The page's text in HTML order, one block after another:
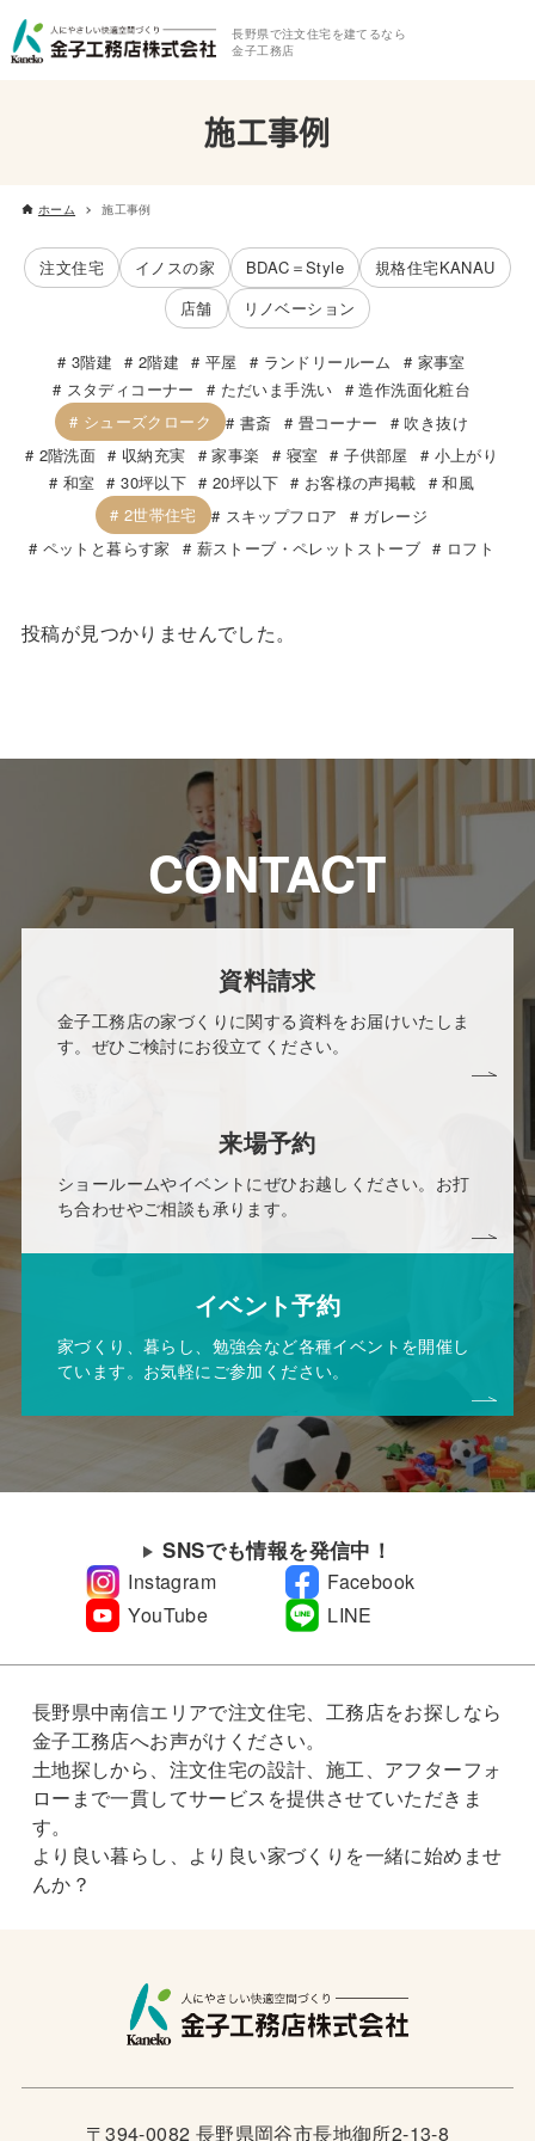
長野県で注文住宅を建てるなら
金子工務店
施工事例
ホーム 施工事例
注文住宅 イノスの家 BDAC＝Style
規格住宅KANAU
店舗
リノベーション
3階建 2階建 平屋 ランドリールーム
家事室
スタディコーナー
ただいま手洗い
造作洗面化粧台
シューズクローク
書斎 畳コーナー
吹き抜け
2階洗面
収納充実 家事楽 寝室 子供部屋
小上がり
和室
30坪以下 20坪以下 お客様の声掲載
和風
2世帯住宅
スキップフロア
ガレージ
ペットと暮らす家
薪ストーブ・ペレットストーブ ロフト
投稿が見つかりませんでした。
CONTACT
資料請求
金子工務店の家づくりに関する資料をお届けいたしま
す。ぜひご検討にお役立てください。
来場予約
ショールームやイベントにぜひお越しください。お打
ち合わせやご相談も承ります。
イベント予約
家づくり、暮らし、勉強会など各種イベントを開催し
ています。お気軽にご参加ください。
SNSでも情報を発信中！
Instagram
Facebook
YouTube
LINE
長野県中南信エリアで注文住宅、工務店をお探しなら
金子工務店へお声がけください。
土地探しから、注文住宅の設計、施工、アフターフォ
ローまで一貫してサービスを提供させていただきま
す。
より良い暮らし、より良い家づくりを一緒に始めませ
んか？
〒394-0082 長野県岡谷市長地御所2-13-8